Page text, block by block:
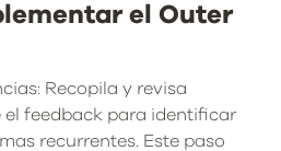
el Outer
Recopila y revisa
el feedback para identificar
recurrentes. Este paso